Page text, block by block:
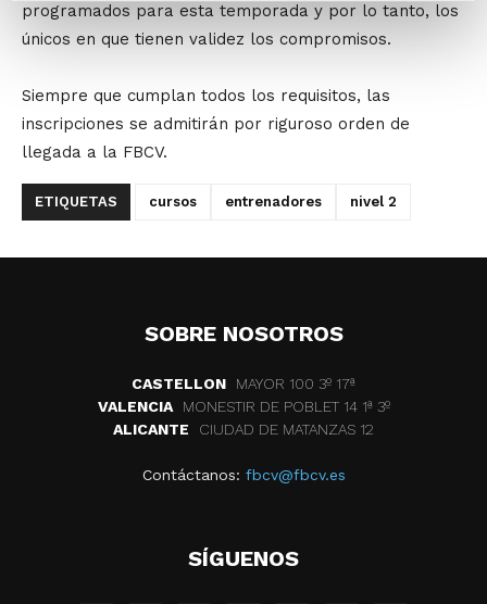
programados para esta temporada y por lo tanto, los
únicos en que tienen validez los compromisos.
Siempre que cumplan todos los requisitos, las
inscripciones se admitirán por riguroso orden de
llegada a la FBCV.
ETIQUETAS cursos entrenadores nivel 2
SOBRE NOSOTROS
CASTELLON
MAYOR 100 3º 17ª
VALENCIA
MONESTIR DE POBLET 14 1ª 3º
ALICANTE
CIUDAD DE MATANZAS 12
Contáctanos: fbcv@fbcv.es
SÍGUENOS